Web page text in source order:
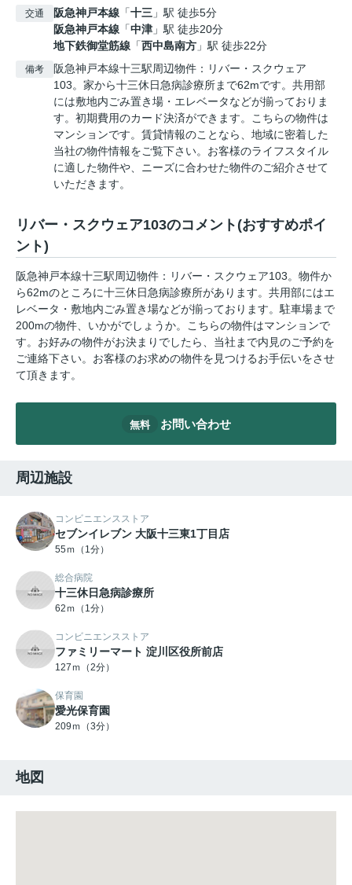
交通 阪急神戸本線 「十三 」駅 徒歩5分
阪急神戸本線 「中津 」駅 徒歩20分
地下鉄御堂筋線 「西中島南方 」駅 徒歩22分
備考
阪急神戸本線十三駅周辺物件：リバー・スクウェア
103。家から十三休日急病診療所まで62mです。共用部
には敷地内ごみ置き場・エレベータなどが揃っておりま
す。初期費用のカード決済ができます。こちらの物件は
マンションです。賃貸情報のことなら、地域に密着した
当社の物件情報をご覧下さい。お客様のライフスタイル
に適した物件や、ニーズに合わせた物件のご紹介させて
いただきます。
リバー・スクウェア103のコメント(おすすめポイ
ント)
阪急神戸本線十三駅周辺物件：リバー・スクウェア103。物件か
ら62mのところに十三休日急病診療所があります。共用部にはエ
レベータ・敷地内ごみ置き場などが揃っております。駐車場まで
200mの物件、いかがでしょうか。こちらの物件はマンションで
す。お好みの物件がお決まりでしたら、当社まで内見のご予約を
ご連絡下さい。お客様のお求めの物件を見つけるお手伝いをさせ
て頂きます。
無料 お問い合わせ
周辺施設
コンビニエンスストア
セブンイレブン 大阪十三東1丁目店
55ｍ（1分）
総合病院
十三休日急病診療所
62ｍ（1分）
コンビニエンスストア
ファミリーマート 淀川区役所前店
127ｍ（2分）
保育園
愛光保育園
209ｍ（3分）
地図